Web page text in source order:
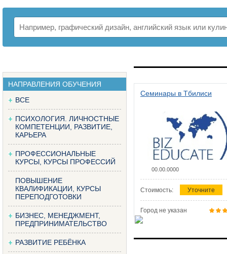
НАПРАВЛЕНИЯ ОБУЧЕНИЯ
ВСЕ
ПСИХОЛОГИЯ. ЛИЧНОСТНЫЕ
КОМПЕТЕНЦИИ, РАЗВИТИЕ,
КАРЬЕРА
ПРОФЕССИОНАЛЬНЫЕ
КУРСЫ, КУРСЫ ПРОФЕССИЙ
ПОВЫШЕНИЕ
КВАЛИФИКАЦИИ, КУРСЫ
ПЕРЕПОДГОТОВКИ
БИЗНЕС, МЕНЕДЖМЕНТ,
ПРЕДПРИНИМАТЕЛЬСТВО
РАЗВИТИЕ РЕБЁНКА
Семинары в Тбилиси
00.00.0000
Стоимость: Уточните
Город не указан